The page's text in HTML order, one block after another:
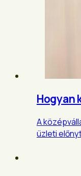
Hogyan
A
üzleti